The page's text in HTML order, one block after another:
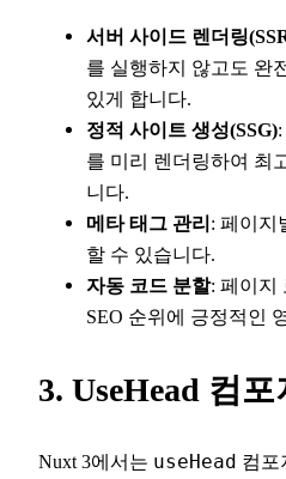
서버 사이드 렌더링
를 실행하지 않고도 완
있게 합니다.
정적 사이트 생성(SSG)
를 미리 렌더링하여 최
니다.
메타 태그 관리: 페이지
할 수 있습니다.
자동 코드 분할: 페이지
SEO 순위에 긍정적인
3. UseHead 컴
Nuxt 3에서는 useHead 컴포